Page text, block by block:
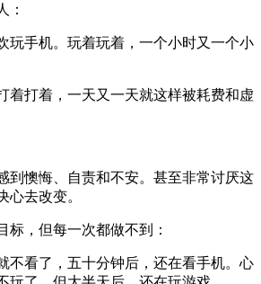
：
玩手机。玩着玩着，一个小时又一个小
着打着，一天又一天就这样被耗费和虚
到懊悔、自责和不安。甚至非常讨厌这
心去改变。
标，但每一次都做不到：
不看了，五十分钟后，还在看手机。心